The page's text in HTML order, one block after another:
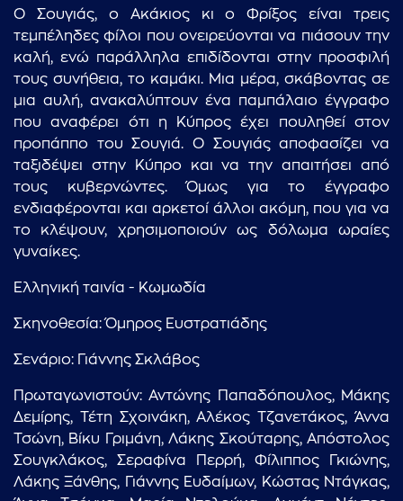
Ο Σουγιάς, ο Ακάκιος κι ο Φρίξος είναι τρεις
τεμπέληδες φίλοι που ονειρεύονται να πιάσουν την
καλή, ενώ παράλληλα επιδίδονται στην προσφιλή
τους συνήθεια, το καμάκι. Μια μέρα, σκάβοντας σε
μια αυλή, ανακαλύπτουν ένα παμπάλαιο έγγραφο
που αναφέρει ότι η Κύπρος έχει πουληθεί στον
προπάππο του Σουγιά. Ο Σουγιάς αποφασίζει να
ταξιδέψει στην Κύπρο και να την απαιτήσει από
τους κυβερνώντες. Όμως για το έγγραφο
ενδιαφέρονται και αρκετοί άλλοι ακόμη, που για να
το κλέψουν, χρησιμοποιούν ως δόλωμα ωραίες
γυναίκες.
Ελληνική ταινία - Κωμωδία
Σκηνοθεσία: Όμηρος Ευστρατιάδης
Σενάριο: Γιάννης Σκλάβος
Πρωταγωνιστούν: Αντώνης Παπαδόπουλος, Μάκης
Δεμίρης, Τέτη Σχοινάκη, Αλέκος Τζανετάκος, Άννα
Τσώνη, Βίκυ Γριμάνη, Λάκης Σκούταρης, Απόστολος
Σουγκλάκος, Σεραφίνα Περρή, Φίλιππος Γκιώνης,
Λάκης Ξάνθης, Γιάννης Ευδαίμων, Κώστας Ντάγκας,